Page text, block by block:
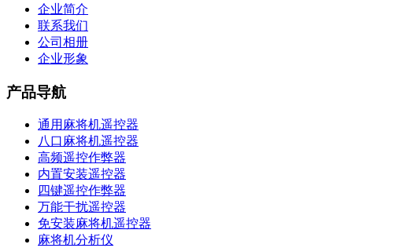
企业简介
联系我们
公司相册
企业形象
产品导航
通用麻将机遥控器
八口麻将机遥控器
高频遥控作弊器
内置安装遥控器
四键遥控作弊器
万能干扰遥控器
免安装麻将机遥控器
麻将机分析仪